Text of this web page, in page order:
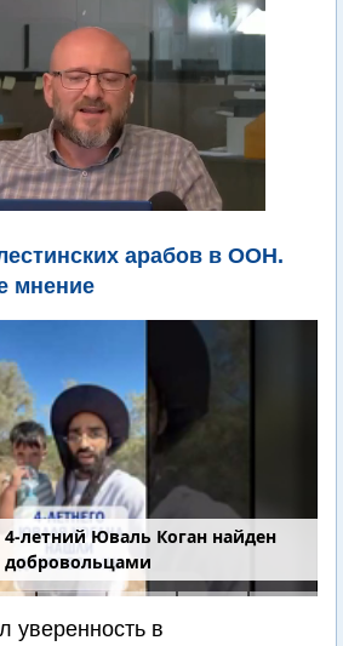
арабов в ООН.
мнение
4-летний Юваль Коган найден
добровольцами
уверенность в